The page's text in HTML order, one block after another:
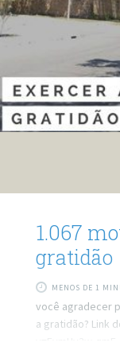
1.067
gratidão
MENOS DE 1
você agradecer
a gratidão? Link